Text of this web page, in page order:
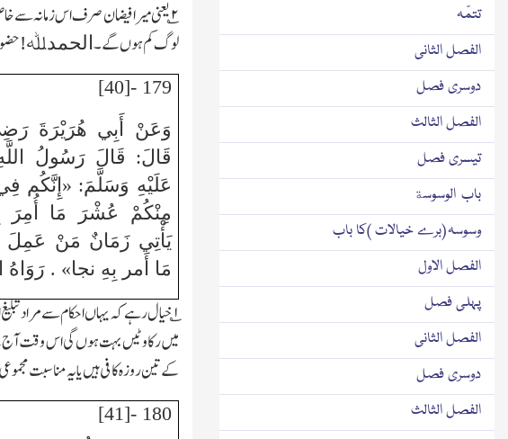
۲؎یعنی میرا فیضان صرف اس زمانہ سے
لوگ کم ہوں گے۔الحمدﷲ!
179 -[40]
وَعَنْ أَبِي هُرَيْرَةَ
قَالَ: قَالَ رَسُولُ
عَلَيْهِ وَسَلَّمَ: «إِنَّكُم
مِنْكُمْ عُشْرَ مَا أُمِرَ
يَأْتِي زَمَانٌ مَنْ عَمِلَ
مَا أَمر بِهِ نجا» . رَوَاهُ
۱؎ خیال رہے کہ یہاں احکام سے
میں رکاوٹیں بہت ہوں گی اس وقت آج
کے تین روزہ کافی ہیں یا یہ مناسبت
180 -[41]
تتمّہ
الفصل الثانی
دوسری فصل
الفصل الثالث
تیسری فصل
باب الوسوسة
وسوسہ (برے خیالات )کا باب
الفصل الاول
پہلی فصل
الفصل الثانی
دوسری فصل
الفصل الثالث